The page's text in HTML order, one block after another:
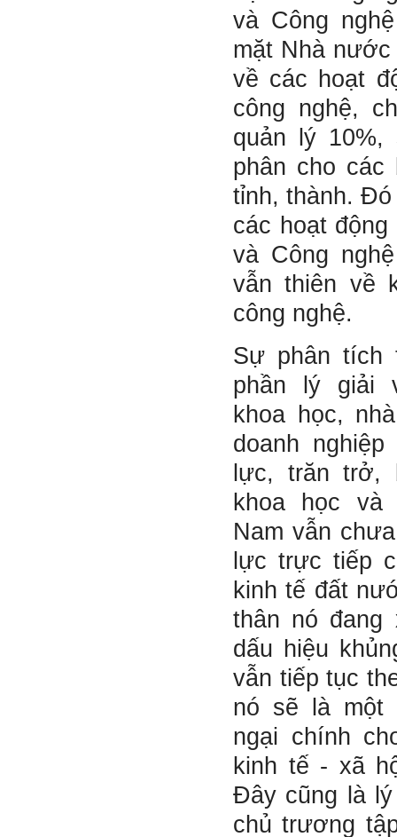
và Công
mặt Nhà
về các hoạt
công nghệ,
quản lý
phân cho các
tỉnh, thành.
các hoạt
và Công
vẫn thiên về
công nghệ.
Sự phân tích
phần lý giải
khoa học,
doanh
lực, trăn trở,
khoa học và
Nam vẫn
lực trực tiếp
kinh tế đất
thân nó đang
dấu hiệu
vẫn tiếp tục
nó sẽ là một
ngại chính
kinh tế - xã
Đây cũng là
chủ trương